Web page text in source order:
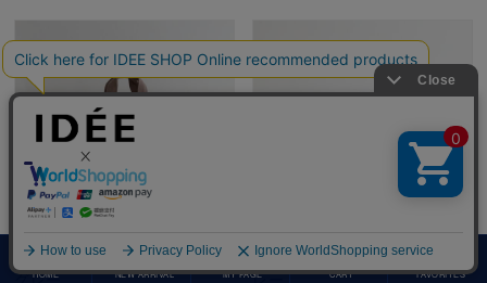
ateliers PENELOPE Square
グレー
ateliers PENELOPE Cube グ
レー
HOME NEW ARRIVAL MY PAGE CART FAVORITES